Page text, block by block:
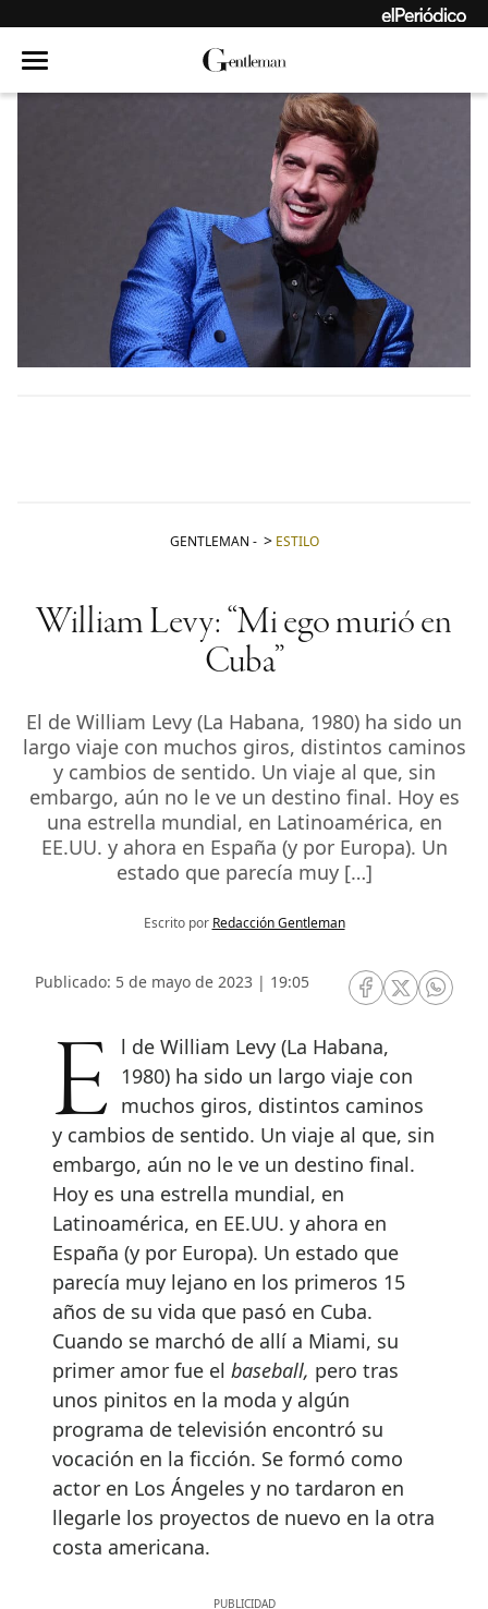
GENTLEMAN - ESTILO
William Levy: “Mi ego murió en
Cuba”
El de William Levy (La Habana, 1980) ha sido un
largo viaje con muchos giros, distintos caminos
y cambios de sentido. Un viaje al que, sin
embargo, aún no le ve un destino final. Hoy es
una estrella mundial, en Latinoamérica, en
EE.UU. y ahora en España (y por Europa). Un
estado que parecía muy […]
Escrito por Redacción Gentleman
Publicado: 5 de mayo de 2023 | 19:05
RRSS Facebook
RRSSRRSS
El de William Levy (La Habana, 1980) ha sido un largo viaje con
muchos giros, distintos caminos
y cambios de sentido. Un viaje al que, sin
embargo, aún no le ve un destino final.
Hoy es una estrella mundial, en
Latinoamérica, en EE.UU. y ahora en
España (y por Europa). Un estado que
parecía muy lejano en los primeros 15
años de su vida que pasó en Cuba.
Cuando se marchó de allí a Miami, su
primer amor fue el baseball, pero tras
unos pinitos en la moda y algún
programa de televisión encontró su
vocación en la ficción. Se formó como
actor en Los Ángeles y no tardaron en
llegarle los proyectos de nuevo en la otra
costa americana.